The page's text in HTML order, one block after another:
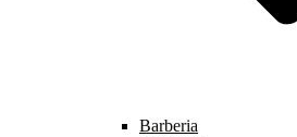
Barberia